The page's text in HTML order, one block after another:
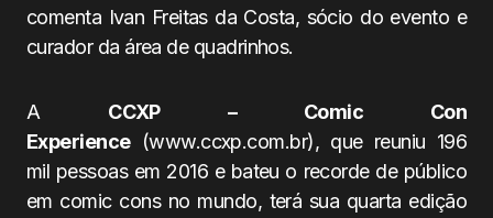
comenta Ivan Freitas da Costa, sócio do evento e
curador da área de quadrinhos.
A CCXP – Comic Con
Experience(www.ccxp.com.br), que reuniu 196
mil pessoas em 2016 e bateu o recorde de público
em comic cons no mundo, terá sua quarta edição